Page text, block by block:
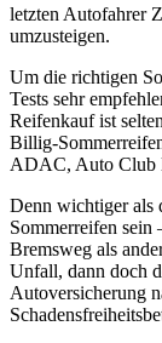
letzten Autofahrer
umzusteigen.
Um die richtigen
Tests sehr
Reifenkauf ist
Billig-
ADAC, Auto Club
Denn wichtiger als
Sommerreifen sein
Bremsweg als
Unfall, dann doch
Autoversicherung